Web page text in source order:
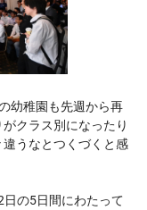
幼稚園も先週から再
クラス別になったり
うなとつくづくと感
日の5日間にわたって